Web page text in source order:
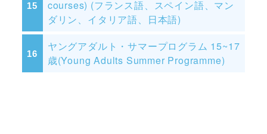
courses) (フランス語、スペイン語、マン
ダリン、イタリア語、日本語)
ヤングアダルト・サマープログラム 15~17
歳(Young Adults Summer Programme)